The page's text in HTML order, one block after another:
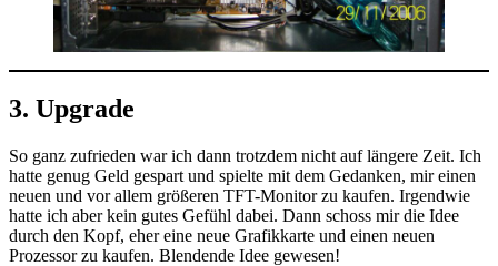
3. Upgrade
So ganz zufrieden war ich dann trotzdem nicht auf längere Zeit. Ich
hatte genug Geld gespart und spielte mit dem Gedanken, mir einen
neuen und vor allem größeren TFT-Monitor zu kaufen. Irgendwie
hatte ich aber kein gutes Gefühl dabei. Dann schoss mir die Idee
durch den Kopf, eher eine neue Grafikkarte und einen neuen
Prozessor zu kaufen. Blendende Idee gewesen!